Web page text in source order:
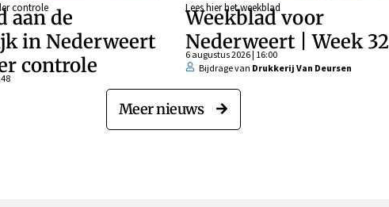
controle
aan de
in Nederweert
controle
Lees hier het weekblad
Weekblad voor
Nederweert | Week 32
6 augustus 2026 | 16:00
Bijdrage van Drukkerij Van Deursen
Meer nieuws